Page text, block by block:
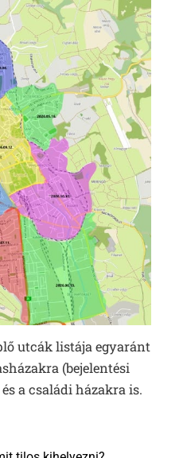
utcák listája egyaránt
(bejelentési
a családi házakra is.